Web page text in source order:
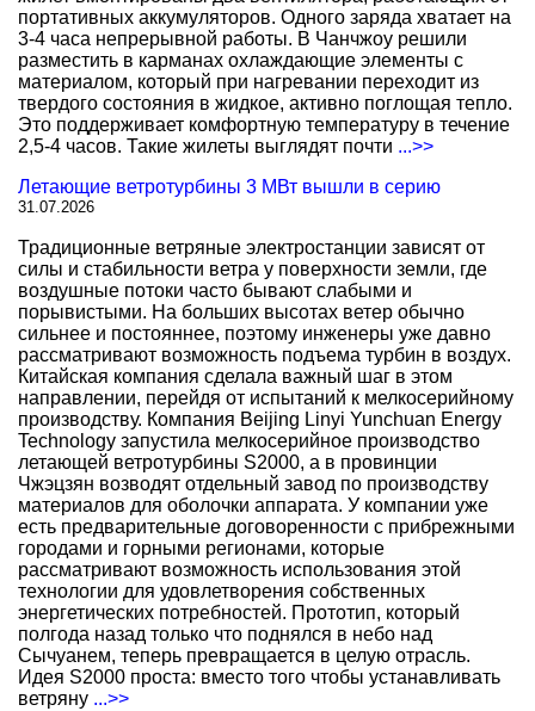
портативных аккумуляторов. Одного заряда хватает на
3-4 часа непрерывной работы. В Чанчжоу решили
разместить в карманах охлаждающие элементы с
материалом, который при нагревании переходит из
твердого состояния в жидкое, активно поглощая тепло.
Это поддерживает комфортную температуру в течение
2,5-4 часов. Такие жилеты выглядят почти ...>>
Летающие ветротурбины 3 МВт вышли в серию
31.07.2026
Традиционные ветряные электростанции зависят от
силы и стабильности ветра у поверхности земли, где
воздушные потоки часто бывают слабыми и
порывистыми. На больших высотах ветер обычно
сильнее и постояннее, поэтому инженеры уже давно
рассматривают возможность подъема турбин в воздух.
Китайская компания сделала важный шаг в этом
направлении, перейдя от испытаний к мелкосерийному
производству. Компания Beijing Linyi Yunchuan Energy
Technology запустила мелкосерийное производство
летающей ветротурбины S2000, а в провинции
Чжэцзян возводят отдельный завод по производству
материалов для оболочки аппарата. У компании уже
есть предварительные договоренности с прибрежными
городами и горными регионами, которые
рассматривают возможность использования этой
технологии для удовлетворения собственных
энергетических потребностей. Прототип, который
полгода назад только что поднялся в небо над
Сычуанем, теперь превращается в целую отрасль.
Идея S2000 проста: вместо того чтобы устанавливать
ветряну ...>>